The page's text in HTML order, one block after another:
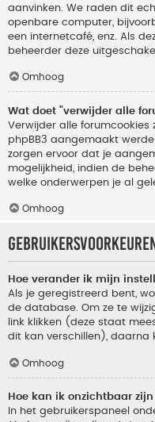
aanvinken. We raden dit
openbare computer,
een internetcafé, enz. Als
beheerder deze
Omhoog
Wat doet "verwijder alle
Verwijder alle
phpBB3 aangemaakt
zorgen ervoor dat je
mogelijkheid, indien de
welke onderwerpen je al
Omhoog
Hoe verander ik mijn
Als je geregistreerd bent,
de database. Om ze te
link klikken (deze staat
dit kan verschillen), daarna
Omhoog
Hoe kan ik onzichtbaar
In het gebruikerspaneel